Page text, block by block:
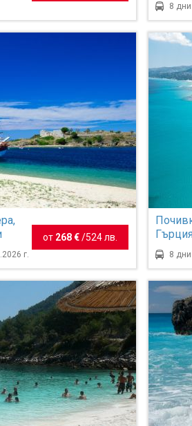
8
г.
от 268 € /524 лв.
8